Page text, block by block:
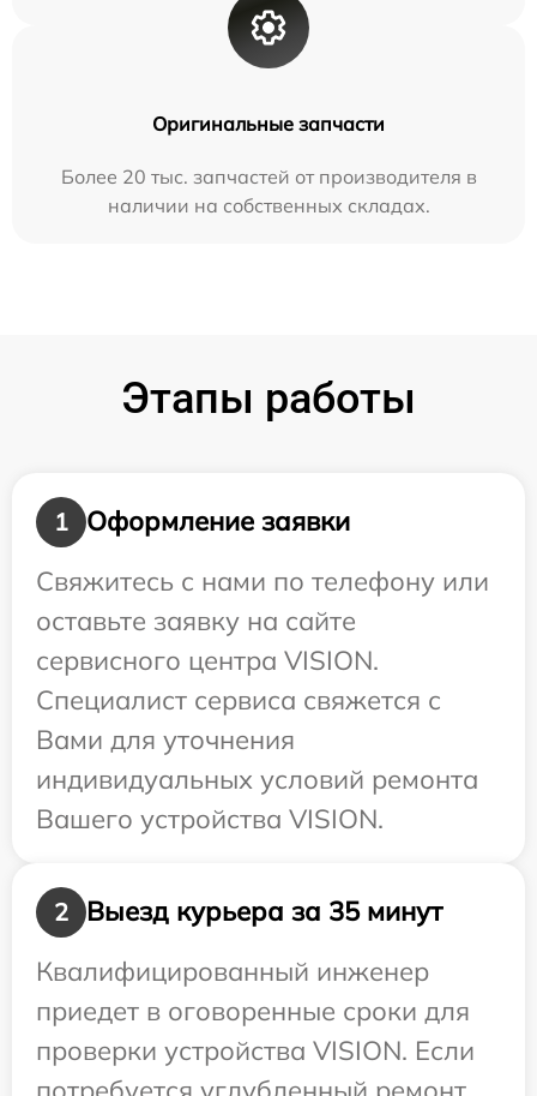
Оригинальные запчасти
Более 20 тыс. запчастей от производителя в
наличии на собственных складах.
Этапы работы
1
Оформление заявки
Свяжитесь с нами по телефону или
оставьте заявку на сайте
сервисного центра VISION.
Специалист сервиса свяжется с
Вами для уточнения
индивидуальных условий ремонта
Вашего устройства VISION.
2
Выезд курьера за 35 минут
Квалифицированный инженер
приедет в оговоренные сроки для
проверки устройства VISION. Если